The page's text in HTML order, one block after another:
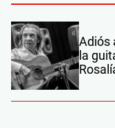
Adiós
la